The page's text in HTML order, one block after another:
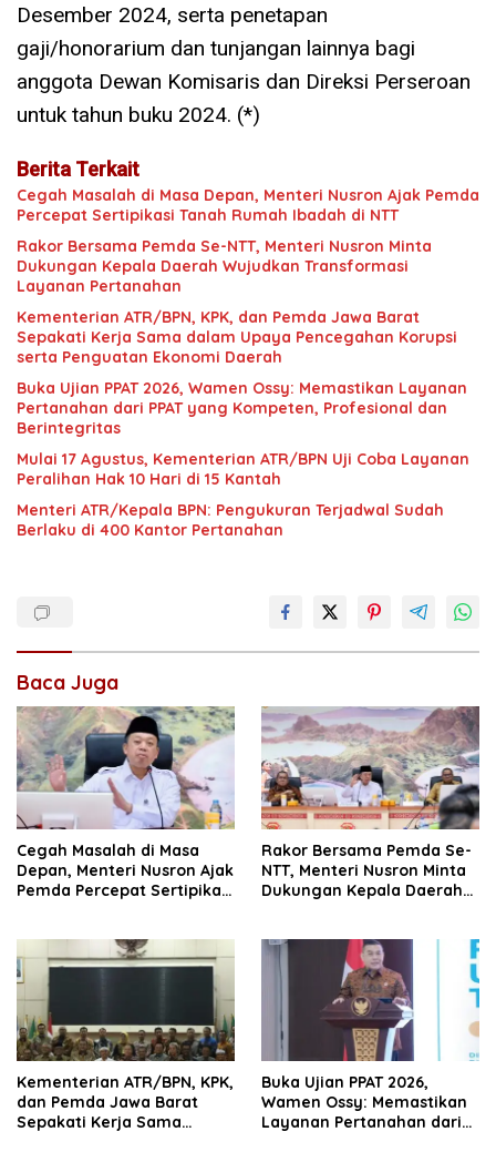
Desember 2024, serta penetapan
gaji/honorarium dan tunjangan lainnya bagi
anggota Dewan Komisaris dan Direksi Perseroan
untuk tahun buku 2024. (*)
Berita Terkait
Cegah Masalah di Masa Depan, Menteri Nusron Ajak Pemda
Percepat Sertipikasi Tanah Rumah Ibadah di NTT
Rakor Bersama Pemda Se-NTT, Menteri Nusron Minta
Dukungan Kepala Daerah Wujudkan Transformasi
Layanan Pertanahan
Kementerian ATR/BPN, KPK, dan Pemda Jawa Barat
Sepakati Kerja Sama dalam Upaya Pencegahan Korupsi
serta Penguatan Ekonomi Daerah
Buka Ujian PPAT 2026, Wamen Ossy: Memastikan Layanan
Pertanahan dari PPAT yang Kompeten, Profesional dan
Berintegritas
Mulai 17 Agustus, Kementerian ATR/BPN Uji Coba Layanan
Peralihan Hak 10 Hari di 15 Kantah
Menteri ATR/Kepala BPN: Pengukuran Terjadwal Sudah
Berlaku di 400 Kantor Pertanahan
Baca Juga
Cegah Masalah di Masa
Depan, Menteri Nusron Ajak
Pemda Percepat Sertipikasi
Rakor Bersama Pemda Se-
NTT, Menteri Nusron Minta
Dukungan Kepala Daerah
Kementerian ATR/BPN, KPK,
dan Pemda Jawa Barat
Sepakati Kerja Sama
Buka Ujian PPAT 2026,
Wamen Ossy: Memastikan
Layanan Pertanahan dari